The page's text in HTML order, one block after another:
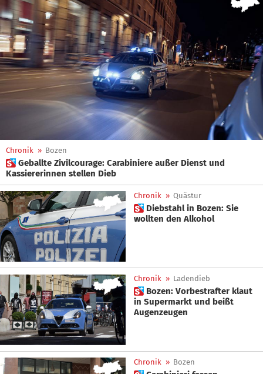
Chronik » Bozen
 Geballte Zivilcourage: Carabiniere außer Dienst und
Kassiererinnen stellen Dieb
Chronik » Quästur
 Diebstahl in Bozen: Sie
wollten den Alkohol
Chronik » Ladendieb
 Bozen: Vorbestrafter klaut
in Supermarkt und beißt
Augenzeugen
Chronik » Bozen